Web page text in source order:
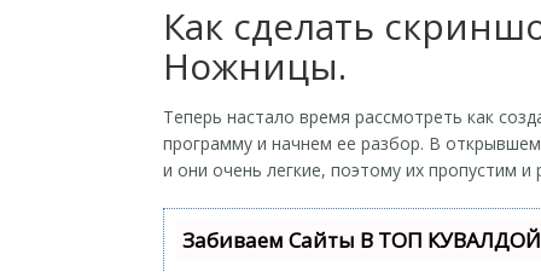
Как сделать
Ножницы.
Теперь настало время рассмотреть как
программу и начнем ее разбор. В
и они очень легкие, поэтому их пропустим и
Забиваем Сайты В ТОП КУВАЛДОЙ